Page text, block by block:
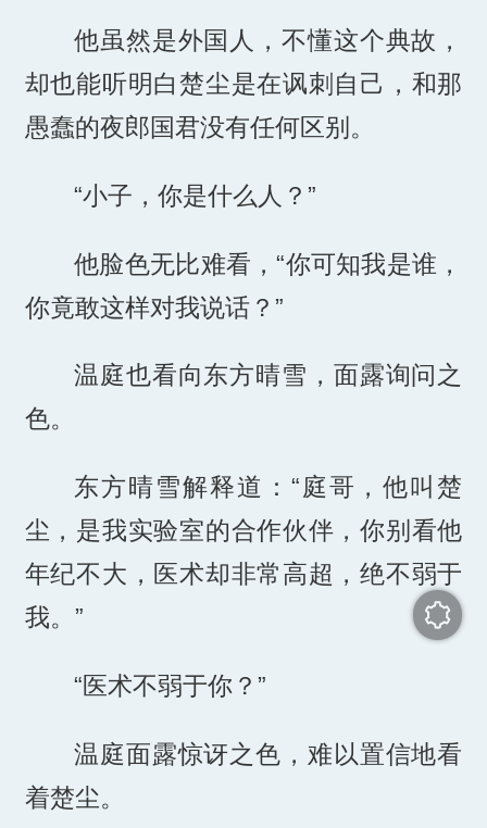
他虽然是外国人，不懂这个典故，
却也能听明白楚尘是在讽刺自己，和那
愚蠢的夜郎国君没有任何区别。
“小子，你是什么人？”
他脸色无比难看，“你可知我是谁，
你竟敢这样对我说话？”
温庭也看向东方晴雪，面露询问之
色。
东方晴雪解释道：“庭哥，他叫楚
尘，是我实验室的合作伙伴，你别看他
年纪不大，医术却非常高超，绝不弱于
我。”
“医术不弱于你？”
温庭面露惊讶之色，难以置信地看
着楚尘。